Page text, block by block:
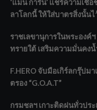
‘แมน การิน’ แชร์ความเชื่
ลาโลกนี้ ให้ใส่บาตรสิ่งนั้น
ราชเลขานุการในพระองค์
ทรายใต้ เสริมความมั่นคงน้
F.HERO จับมือเกิร์ลกรุ๊ปม
ตรอง “G.O.A.T”
กรมชลฯ เกาะติดฝนทั่วปร